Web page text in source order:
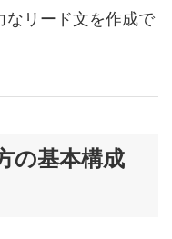
なリード文を作成で
の基本構成